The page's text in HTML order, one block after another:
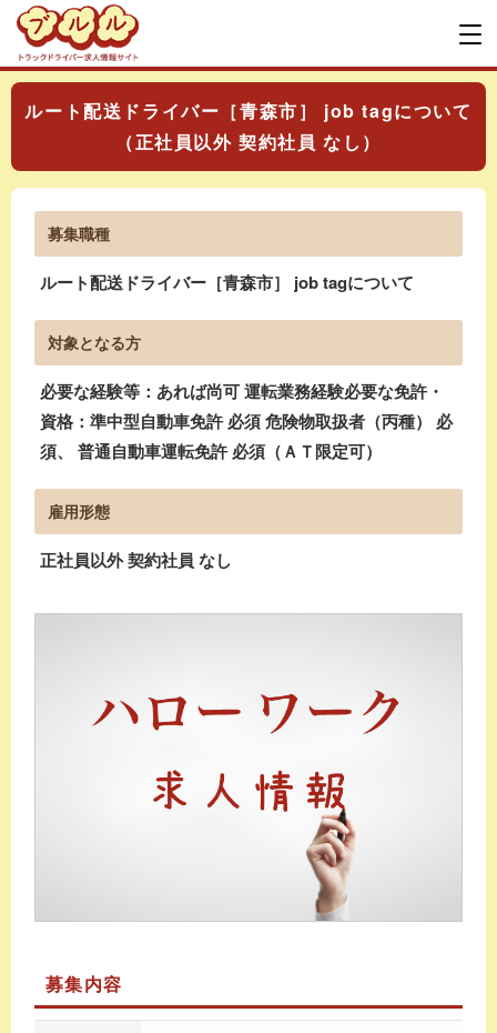
ルート配送ドライバー［青森市］ job tagについて
（正社員以外 契約社員 なし）
募集職種
ルート配送ドライバー［青森市］ job tagについて
対象となる方
必要な経験等：あれば尚可 運転業務経験必要な免許・
資格：準中型自動車免許 必須 危険物取扱者（丙種） 必
須、 普通自動車運転免許 必須（ＡＴ限定可）
雇用形態
正社員以外 契約社員 なし
募集内容